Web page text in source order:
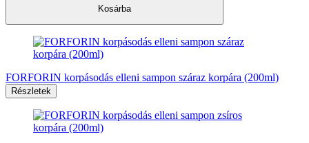
Kosárba
FORFORIN korpásodás elleni sampon száraz korpára (200ml)
Részletek